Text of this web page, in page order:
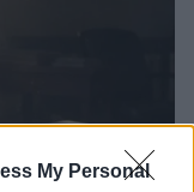
My Personal